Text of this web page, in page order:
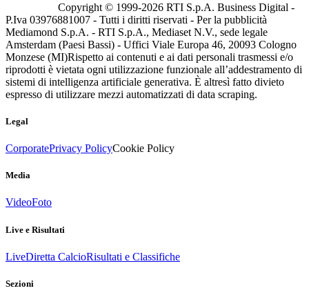
Copyright © 1999-2026 RTI S.p.A. Business Digital -
P.Iva 03976881007 - Tutti i diritti riservati - Per la pubblicità
Mediamond S.p.A. - RTI S.p.A., Mediaset N.V., sede legale
Amsterdam (Paesi Bassi) - Uffici Viale Europa 46, 20093 Cologno
Monzese (MI)Rispetto ai contenuti e ai dati personali trasmessi e/o
riprodotti è vietata ogni utilizzazione funzionale all’addestramento di
sistemi di intelligenza artificiale generativa. È altresì fatto divieto
espresso di utilizzare mezzi automatizzati di data scraping.
Legal
CorporatePrivacy PolicyCookie Policy
Media
VideoFoto
Live e Risultati
LiveDiretta CalcioRisultati e Classifiche
Sezioni